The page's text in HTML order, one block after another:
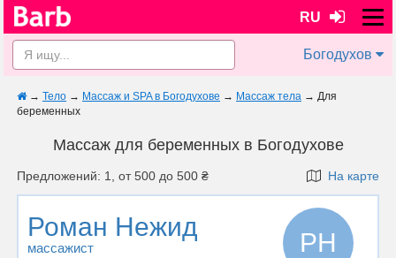
RU
Богодухов
→ Тело → Массаж и SPA в Богодухове → Массаж тела → Для
беременных
Массаж для беременных в Богодухове
Предложений: 1, от 500 до 500 ₴ На карте
Роман Нежид
массажист РН